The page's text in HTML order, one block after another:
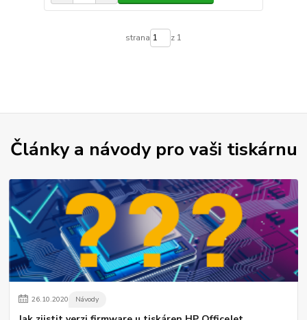
strana z 1
Články a návody pro vaši tiskárnu
26.10.2020 Návody